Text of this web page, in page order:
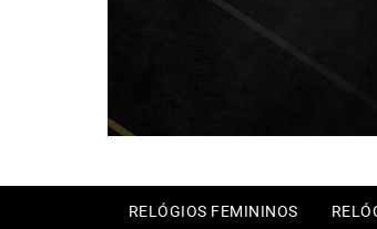
RELÓGIOS FEMININOS